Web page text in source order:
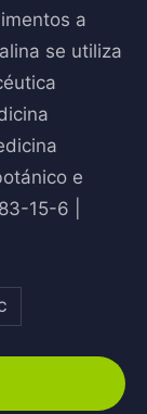
a
se utiliza
e
15-6 |